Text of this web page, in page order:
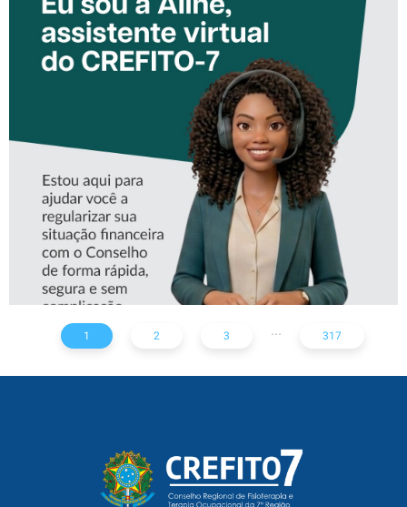
CONHEÇA A ‘ALINE’,
ASSISTENTE VIRTUAL DO
CREFITO-7
1 2 3 ... 317